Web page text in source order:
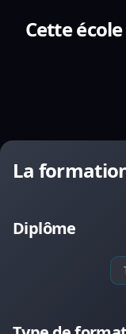
Cette
La
Diplôme